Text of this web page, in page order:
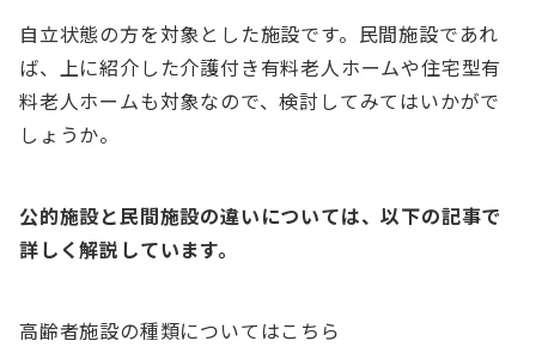
自立状態の方を対象とした施設です。民間施設であれ
ば、上に紹介した介護付き有料老人ホームや住宅型有
料老人ホームも対象なので、検討してみてはいかがで
しょうか。
公的施設と民間施設の違いについては、以下の記事で
詳しく解説しています。
高齢者施設の種類についてはこちら